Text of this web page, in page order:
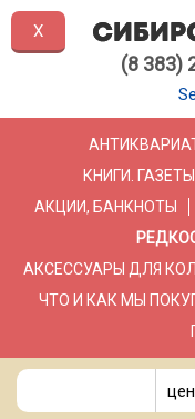
(8 383)
КНИГИ.
АКЦИИ, БАНКНОТЫ
АКСЕССУАРЫ ДЛЯ
ЧТО И КАК МЫ
X